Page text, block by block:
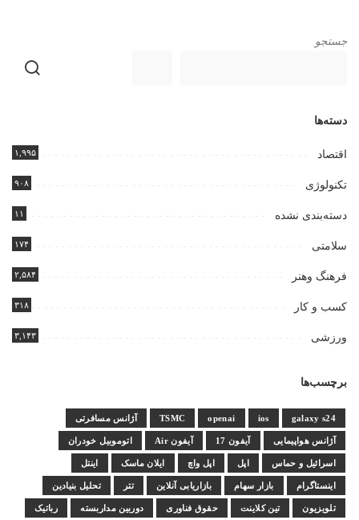
جستجو
دسته‌ها
اقتصاد ۱,۹۹۵
تکنولوژی ۹۰۸
دسته‌بندی نشده ۱۱
سلامتی ۱۷۴
فرهنگ وهنر ۲,۵۸۴
کسب و کار ۳۱۸
ورزشی ۳,۱۴۳
برچسب‌ها
galaxy s24
ios
openai
TSMC آژانس مسافرتی
آژانس هواپیمایی آیفون 17 آیفون Air اتوموبیل خودران
اسرائیل و حماس اپل اپل واچ ایلان ماسک اینتل
اینستاگرام بازار سهام بازاریابی آنلاین تتر تحلیل بنیادین
تلویزیون تین کلاینت حقوق فناوری دوربین مداربسته رباتیک